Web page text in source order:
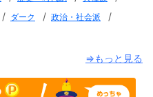
/ ダーク / 政治・社会派 /
⇒もっと見る